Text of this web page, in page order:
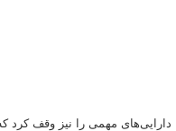
مهمی را نیز وقف کرد